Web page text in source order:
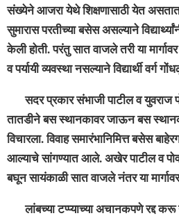
संख्येने आजरा येथे शिक्षणासाठी येत
सुमारास परतीच्या बसेस असल्याने
केली होती. परंतु सात वाजले तरी या
व पर्यायी व्यवस्था नसल्याने विद्यार्थी वर्ग
सदर प्रकार संभाजी पाटील व युवराज
तातडीने बस स्थानकावर जाऊन बस
विचारला. विवाह समारंभानिमित्त बसेस
आल्याचे सांगण्यात आले. अखेर पाटील व
बघून सायंकाळी सात वाजले नंतर या
लांबच्या टप्प्याच्या अचानकपणे रद्द